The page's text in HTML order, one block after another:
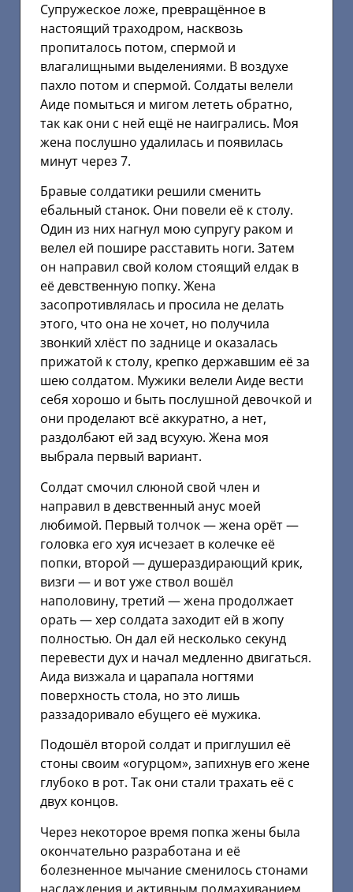
Супружеское ложе, превращённое в
настоящий траходром, насквозь
пропиталось потом, спермой и
влагалищными выделениями. В воздухе
пахло потом и спермой. Солдаты велели
Аиде помыться и мигом лететь обратно,
так как они с ней ещё не наигрались. Моя
жена послушно удалилась и появилась
минут через 7.
Бравые солдатики решили сменить
ебальный станок. Они повели её к столу.
Один из них нагнул мою супругу раком и
велел ей пошире расставить ноги. Затем
он направил свой колом стоящий елдак в
её девственную попку. Жена
засопротивлялась и просила не делать
этого, что она не хочет, но получила
звонкий хлёст по заднице и оказалась
прижатой к столу, крепко державшим её за
шею солдатом. Мужики велели Аиде вести
себя хорошо и быть послушной девочкой и
они проделают всё аккуратно, а нет,
раздолбают ей зад всухую. Жена моя
выбрала первый вариант.
Солдат смочил слюной свой член и
направил в девственный анус моей
любимой. Первый толчок — жена орёт —
головка его хуя исчезает в колечке её
попки, второй — душераздирающий крик,
визги — и вот уже ствол вошёл
наполовину, третий — жена продолжает
орать — хер солдата заходит ей в жопу
полностью. Он дал ей несколько секунд
перевести дух и начал медленно двигаться.
Аида визжала и царапала ногтями
поверхность стола, но это лишь
раззадоривало ебущего её мужика.
Подошёл второй солдат и приглушил её
стоны своим «огурцом», запихнув его жене
глубоко в рот. Так они стали трахать её с
двух концов.
Через некоторое время попка жены была
окончательно разработана и её
болезненное мычание сменилось стонами
наслаждения и активным подмахиванием